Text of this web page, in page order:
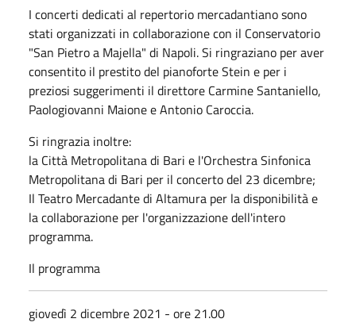
I concerti dedicati al repertorio mercadantiano sono
stati organizzati in collaborazione con il Conservatorio
"San Pietro a Majella" di Napoli. Si ringraziano per aver
consentito il prestito del pianoforte Stein e per i
preziosi suggerimenti il direttore Carmine Santaniello,
Paologiovanni Maione e Antonio Caroccia.
Si ringrazia inoltre:
la Città Metropolitana di Bari e l'Orchestra Sinfonica
Metropolitana di Bari per il concerto del 23 dicembre;
Il Teatro Mercadante di Altamura per la disponibilità e
la collaborazione per l'organizzazione dell'intero
programma.
Il programma
giovedì 2 dicembre 2021 - ore 21.00